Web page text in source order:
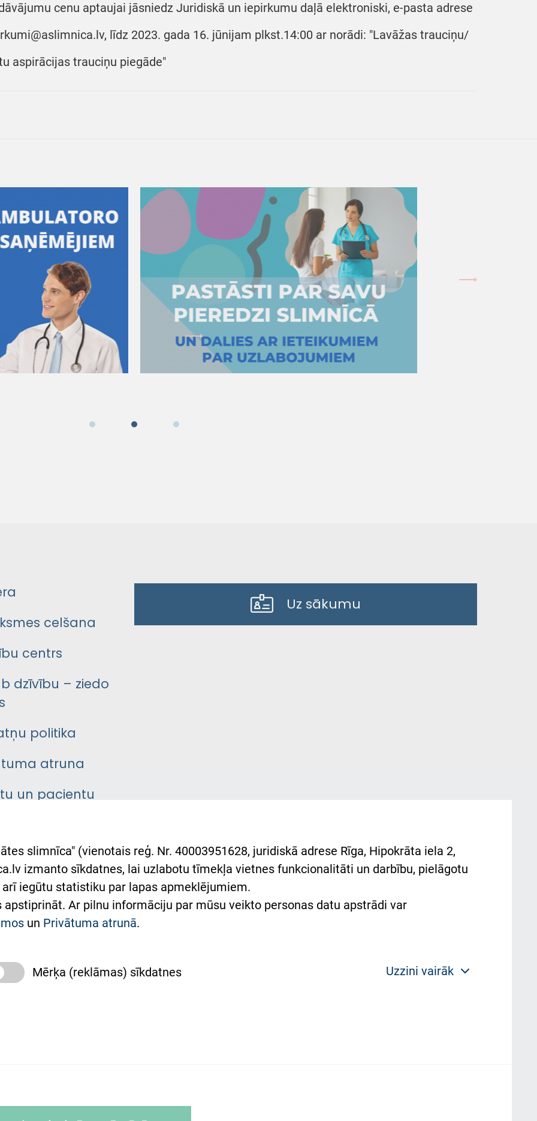
cenu aptaujai jāsniedz Juridiskā un iepirkumu daļā elektroniski, e-pasta adrese
līdz 2023. gada 16. jūnijam plkst.14:00 ar norādi: "Lavāžas trauciņu/
aspirācijas trauciņu piegāde"
celšana
centrs
dzīvību – ziedo
politika
atruna
un pacientu
slimnīcas
Ukrainai
Східної лікарні
з Україною
Uz sākumu
slimnīca" (vienotais reģ. Nr. 40003951628, juridiskā adrese Rīga, Hipokrāta iela 2,
izmanto sīkdatnes, lai uzlabotu tīmekļa vietnes funkcionalitāti un darbību, pielāgotu
iegūtu statistiku par lapas apmeklējumiem.
Ar pilnu informāciju par mūsu veikto personas datu apstrādi var
un Privātuma atrunā.
Mērķa (reklāmas) sīkdatnes Uzzini vairāk